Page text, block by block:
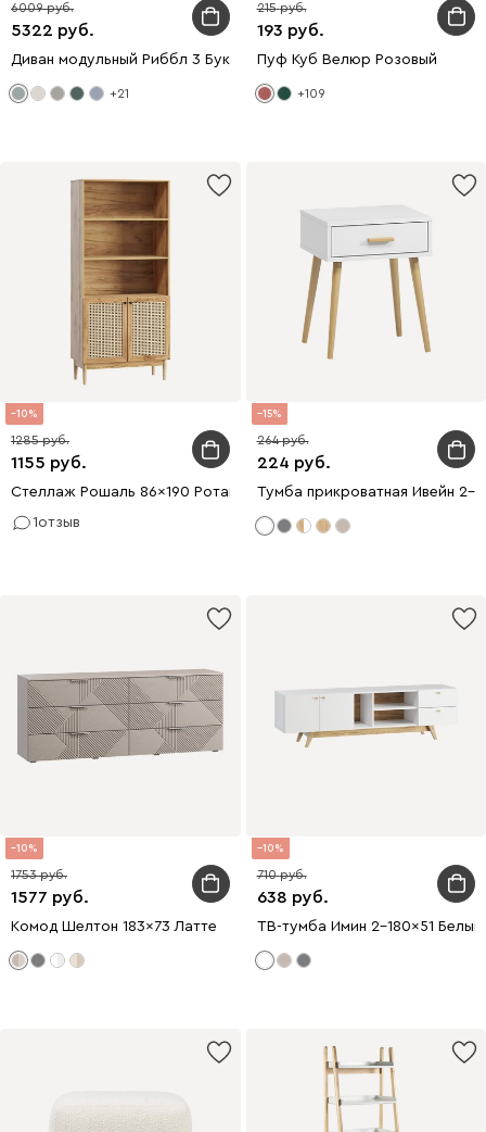
5322
6009
Диван модульный Риббл 3 Букле Мятный
+21
193
215
Пуф Куб Велюр Розовый
+109
10
1155
1285
Стеллаж Рошаль 86x190 Ротанг
1отзыв
15
224
264
Тумба прикроватная Ивейн 2-
10
1577
1753
Комод Шелтон 183x73 Латте
10
638
710
ТВ-тумба Имин 2-180x51 Белый